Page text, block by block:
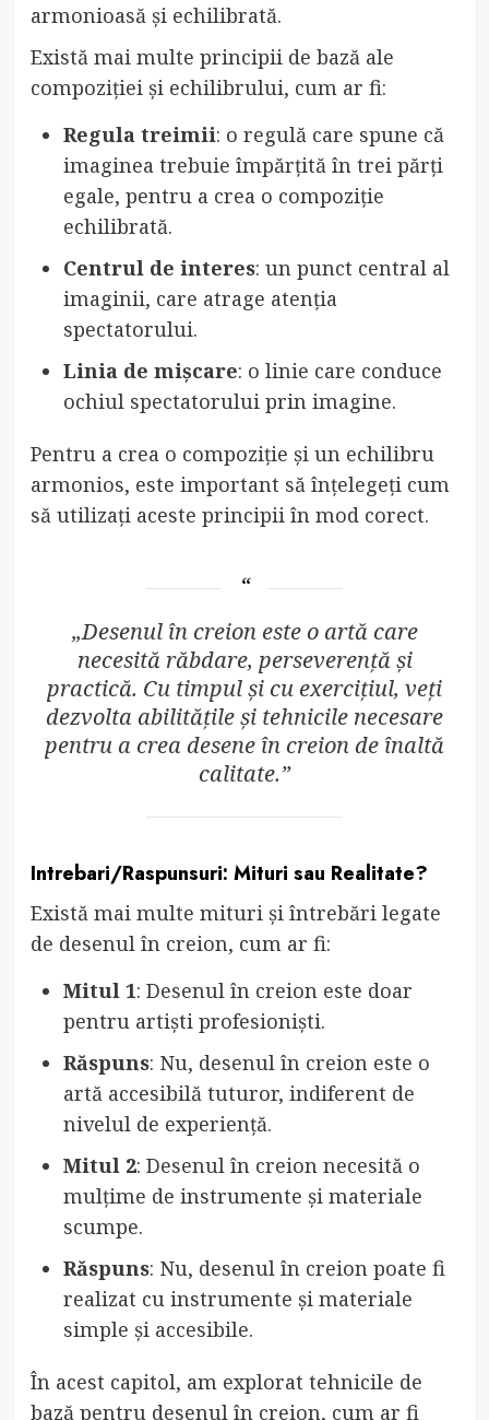
armonioasă și echilibrată.
Există mai multe principii de bază ale
compoziției și echilibrului, cum ar fi:
Regula treimii: o regulă care spune că
imaginea trebuie împărțită în trei părți
egale, pentru a crea o compoziție
echilibrată.
Centrul de interes: un punct central al
imaginii, care atrage atenția
spectatorului.
Linia de mișcare: o linie care conduce
ochiul spectatorului prin imagine.
Pentru a crea o compoziție și un echilibru
armonios, este important să înțelegeți cum
să utilizați aceste principii în mod corect.
„Desenul în creion este o artă care
necesită răbdare, perseverență și
practică. Cu timpul și cu exercițiul, veți
dezvolta abilitățile și tehnicile necesare
pentru a crea desene în creion de înaltă
calitate.”
Intrebari/Raspunsuri: Mituri sau Realitate?
Există mai multe mituri și întrebări legate
de desenul în creion, cum ar fi:
Mitul 1: Desenul în creion este doar
pentru artiști profesioniști.
Răspuns: Nu, desenul în creion este o
artă accesibilă tuturor, indiferent de
nivelul de experiență.
Mitul 2: Desenul în creion necesită o
mulțime de instrumente și materiale
scumpe.
Răspuns: Nu, desenul în creion poate fi
realizat cu instrumente și materiale
simple și accesibile.
În acest capitol, am explorat tehnicile de
bază pentru desenul în creion, cum ar fi